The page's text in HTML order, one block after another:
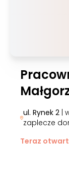
ul. Rynek 2|
zaplecze
Teraz